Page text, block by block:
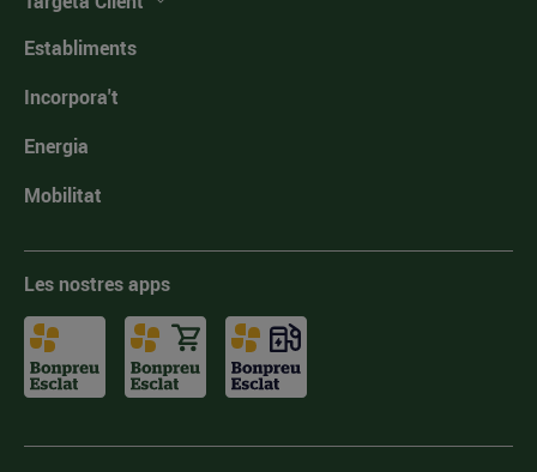
Establiments
Incorpora't
Energia
Mobilitat
Les nostres apps